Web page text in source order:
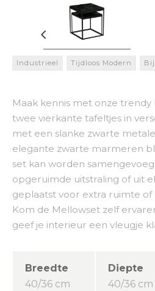
Industrieel Tijdloos Modern
Maak kennis met onze
twee vierkante tafeltjes in
met een slanke zwarte
elegante zwarte marmeren
set kan worden
opgeruimde uitstraling of uit
geplaatst voor extra ruimte of
Kom de Mellowset zelf
geef je interieur een vleugje
Breedte
40/36 cm
Diepte
40/36 cm